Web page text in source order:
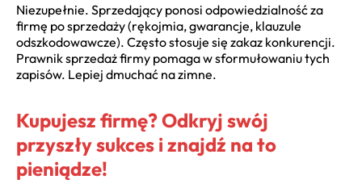
Niezupełnie. Sprzedający ponosi odpowiedzialność za
firmę po sprzedaży (rękojmia, gwarancje, klauzule
odszkodowawcze). Często stosuje się zakaz konkurencji.
Prawnik sprzedaż firmy pomaga w sformułowaniu tych
zapisów. Lepiej dmuchać na zimne.
Kupujesz firmę? Odkryj swój
przyszły sukces i znajdź na to
pieniądze!